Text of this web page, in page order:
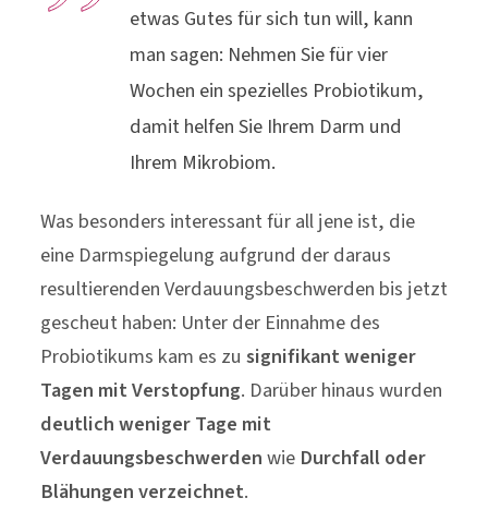
etwas Gutes für sich tun will, kann
man sagen: Nehmen Sie für vier
Wochen ein spezielles Probiotikum,
damit helfen Sie Ihrem Darm und
Ihrem Mikrobiom.
Was besonders interessant für all jene ist, die
eine Darmspiegelung aufgrund der daraus
resultierenden Verdauungsbeschwerden bis jetzt
gescheut haben: Unter der Einnahme des
Probiotikums kam es zu signifikant weniger
Tagen mit Verstopfung. Darüber hinaus wurden
deutlich weniger Tage mit
Verdauungsbeschwerdenwie Durchfall oder
Blähungen verzeichnet.